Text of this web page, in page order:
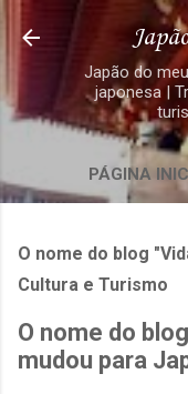
Japão do
japonesa |
PÁGINA
O nome do blog
Cultura e Turismo
O nome do
mudou para